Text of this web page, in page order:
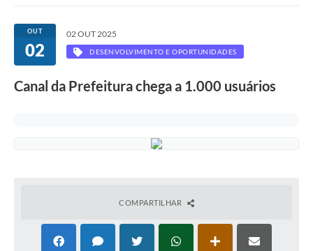
OUT
02
02 OUT 2025
DESENVOLVIMENTO E OPORTUNIDADES
Canal da Prefeitura chega a 1.000 usuários
COMPARTILHAR